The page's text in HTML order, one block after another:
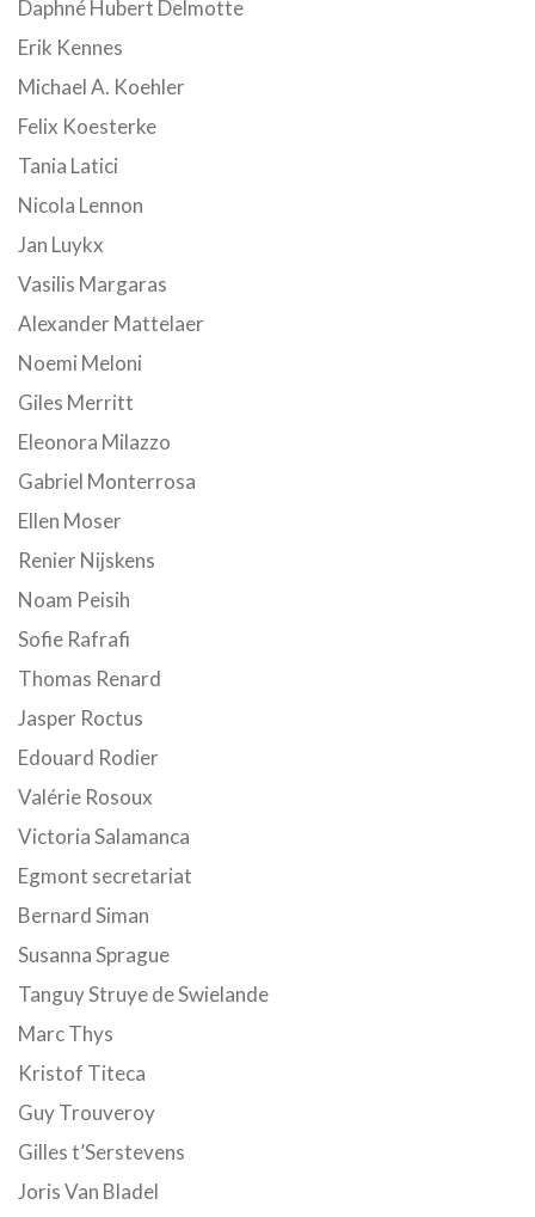
Daphné Hubert Delmotte
Erik Kennes
Michael A. Koehler
Felix Koesterke
Tania Latici
Nicola Lennon
Jan Luykx
Vasilis Margaras
Alexander Mattelaer
Noemi Meloni
Giles Merritt
Eleonora Milazzo
Gabriel Monterrosa
Ellen Moser
Renier Nijskens
Noam Peisih
Sofie Rafrafi
Thomas Renard
Jasper Roctus
Edouard Rodier
Valérie Rosoux
Victoria Salamanca
Egmont secretariat
Bernard Siman
Susanna Sprague
Tanguy Struye de Swielande
Marc Thys
Kristof Titeca
Guy Trouveroy
Gilles t’Serstevens
Joris Van Bladel